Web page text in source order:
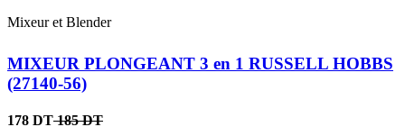
Mixeur et Blender
MIXEUR PLONGEANT 3 en 1 RUSSELL HOBBS
(27140-56)
178 DT185 DT